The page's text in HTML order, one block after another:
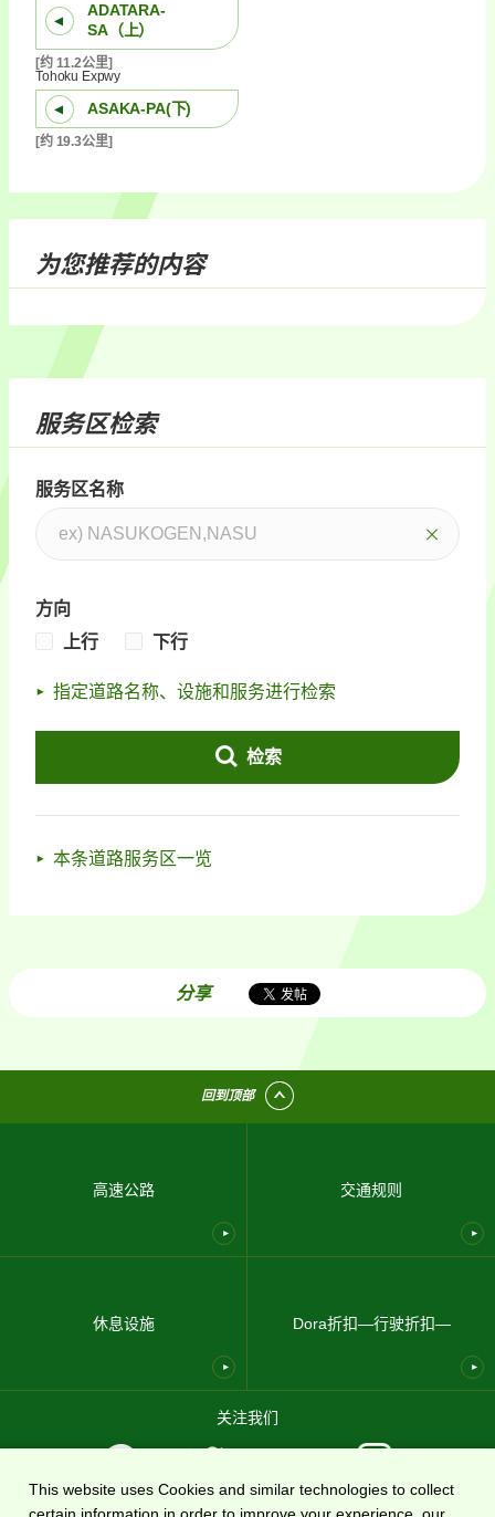
ADATARA-
SA（上）
[约 11.2公里]
Tohoku Expwy
ASAKA-PA(下)
[约 19.3公里]
为您推荐的内容
服务区检索
服务区名称
方向
上行
下行
指定道路名称、设施和服务进行检索
检索
本条道路服务区一览
分享
回到顶部
高速公路 交通规则
休息设施 Dora折扣—行驶折扣—
关注我们
This website uses Cookies and similar technologies to collect